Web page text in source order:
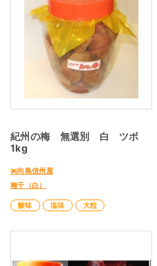
紀州の梅 無選別 白 ツボ
1kg
㈱向島信州屋
梅干（白）
酸味 塩味 大粒